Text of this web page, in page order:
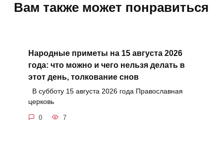
Вам также может понравиться
Народные приметы на 15 августа 2026
года: что можно и чего нельзя делать в
этот день, толкование снов
В субботу 15 августа 2026 года Православная
церковь
0 7